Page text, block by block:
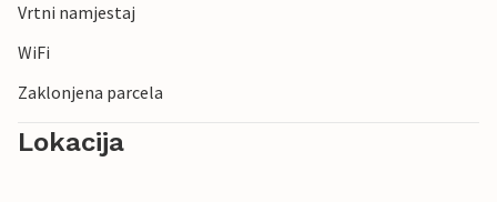
Vrtni namjestaj
WiFi
Zaklonjena parcela
Lokacija